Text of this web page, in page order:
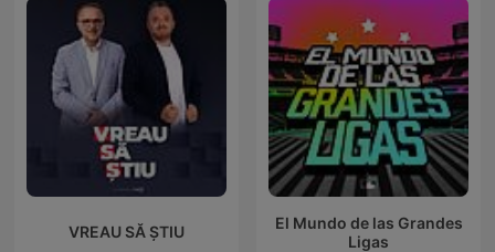
VREAU SĂ ȘTIU
El Mundo de las Grandes
Ligas